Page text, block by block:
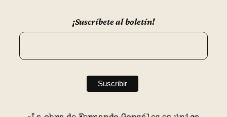
¡Suscríbete al boletín!